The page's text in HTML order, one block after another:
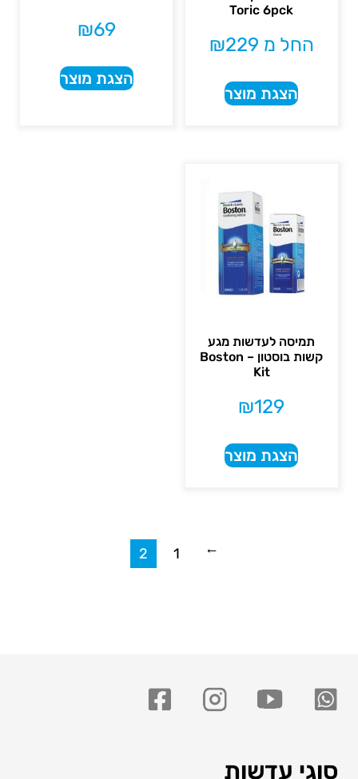
Toric 6pck
החל מ ₪229
הצגת מוצר
₪69
הצגת מוצר
תמיסה לעדשות מגע
קשות בוסטון – Boston
Kit
₪129
הצגת מוצר
→
1
2
סוגי עדשות